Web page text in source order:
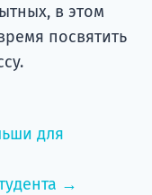
в этом
посвятить
для
→